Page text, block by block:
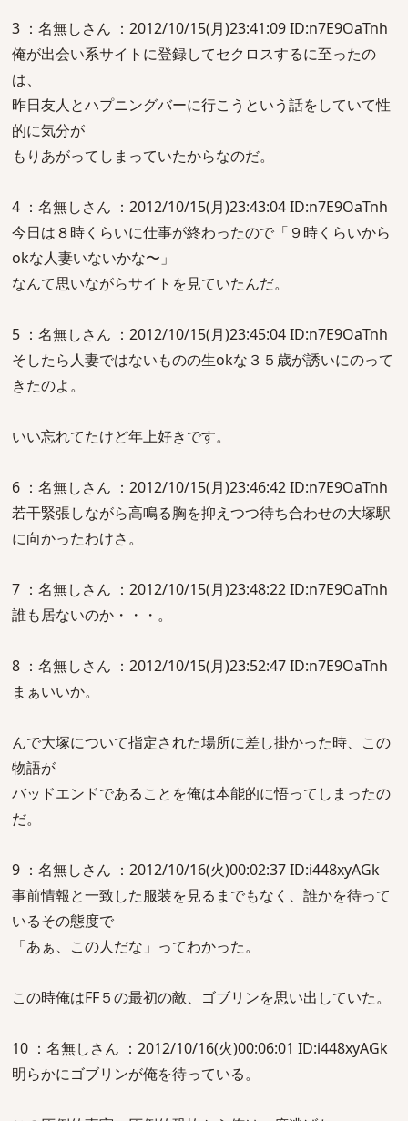
3 ：名無しさん ：2012/10/15(月)23:41:09 ID:n7E9OaTnh
俺が出会い系サイトに登録してセクロスするに至ったの
は、
昨日友人とハプニングバーに行こうという話をしていて性
的に気分が
もりあがってしまっていたからなのだ。
4 ：名無しさん ：2012/10/15(月)23:43:04 ID:n7E9OaTnh
今日は８時くらいに仕事が終わったので「９時くらいから
okな人妻いないかな〜」
なんて思いながらサイトを見ていたんだ。
5 ：名無しさん ：2012/10/15(月)23:45:04 ID:n7E9OaTnh
そしたら人妻ではないものの生okな３５歳が誘いにのって
きたのよ。
いい忘れてたけど年上好きです。
6 ：名無しさん ：2012/10/15(月)23:46:42 ID:n7E9OaTnh
若干緊張しながら高鳴る胸を抑えつつ待ち合わせの大塚駅
に向かったわけさ。
7 ：名無しさん ：2012/10/15(月)23:48:22 ID:n7E9OaTnh
誰も居ないのか・・・。
8 ：名無しさん ：2012/10/15(月)23:52:47 ID:n7E9OaTnh
まぁいいか。
んで大塚について指定された場所に差し掛かった時、この
物語が
バッドエンドであることを俺は本能的に悟ってしまったの
だ。
9 ：名無しさん ：2012/10/16(火)00:02:37 ID:i448xyAGk
事前情報と一致した服装を見るまでもなく、誰かを待って
いるその態度で
「あぁ、この人だな」ってわかった。
この時俺はFF５の最初の敵、ゴブリンを思い出していた。
10 ：名無しさん ：2012/10/16(火)00:06:01 ID:i448xyAGk
明らかにゴブリンが俺を待っている。